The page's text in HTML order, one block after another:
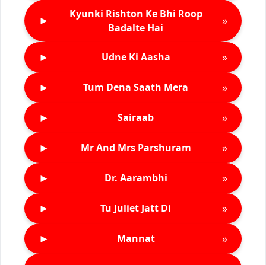
►
Kyunki Rishton Ke Bhi Roop
Badalte Hai
»
► Udne Ki Aasha »
► Tum Dena Saath Mera »
► Sairaab »
► Mr And Mrs Parshuram »
► Dr. Aarambhi »
► Tu Juliet Jatt Di »
► Mannat »